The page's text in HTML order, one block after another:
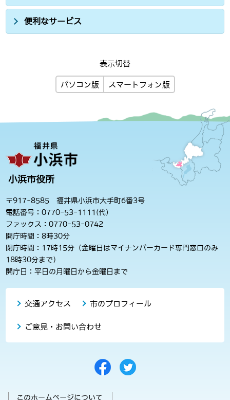
便利なサービス
表示切替
パソコン版 スマートフォン版
小浜市役所
〒917-8585 福井県小浜市大手町6番3号
電話番号：0770-53-1111(代)
ファックス：0770-53-0742
開庁時間：8時30分
閉庁時間：17時15分（金曜日はマイナンバーカード専門窓口のみ
18時30分まで）
開庁日：平日の月曜日から金曜日まで
交通アクセス 市のプロフィール
ご意見・お問い合わせ
このホームページについて